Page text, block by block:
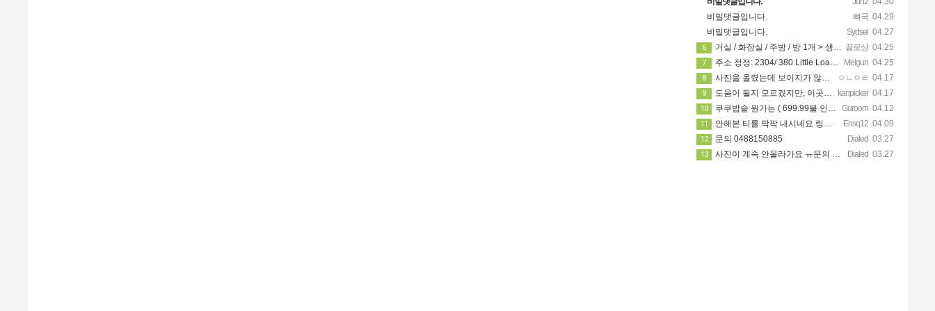
뼈국 04.29
비밀댓글입니다.
Sydsel 04.27
비밀댓글입니다.
끌로상 04.25
6
거실 / 화장실 / 주방 / 방 1개 > 생활용품 무료 사용 가능! 카팍은 없어요!
Melgun 04.25
7
주소 정정: 2304/ 380 Little Loansdale street, 3000
ㅇㄴㅇㄹ 04.17
8
사진을 올렸는데 보이지가 않네요 카톡으로 문의주시면 보내드리겠습니다
kanpicker 04.17
9
도움이 될지 모르겠지만, 이곳에 가셔서 가시고자 하는 지역 한인 업소들을 한 번 둘러보세요. https://…
Guroom 04.12
10
쿠쿠밥솥 원가는 ( 699.99불 인데 쿠폰이랑 세일 할때 사서 540에 산거에요!! )
Ensq12 04.09
11
안해본 티를 팍팍 내시네요 링크 5개 다 조립할려면 8시간이상걸릴겁니다ㅋㅋ 근데 툴은 셀프고 100불?? 어…
Dialed 03.27
12
문의 0488150885
Dialed 03.27
13 사진이 계속 안올라가요 ㅠ문의 주시면 사진 보내드릴께요